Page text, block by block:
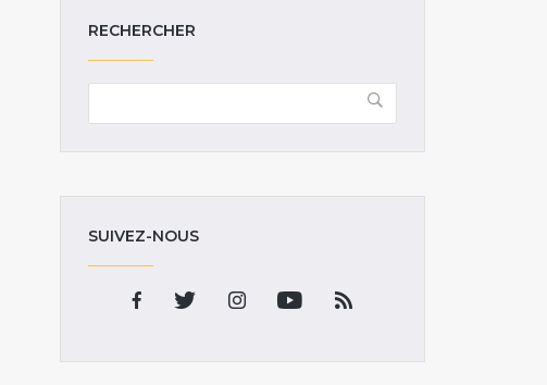
RECHERCHER
SUIVEZ-NOUS